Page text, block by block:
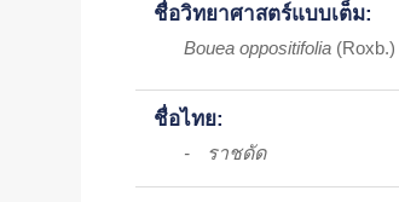
ชื่อวิทยาศาสตร์แบบเต็ม:
Bouea oppositifolia
ชื่อไทย:
- ราชดัด